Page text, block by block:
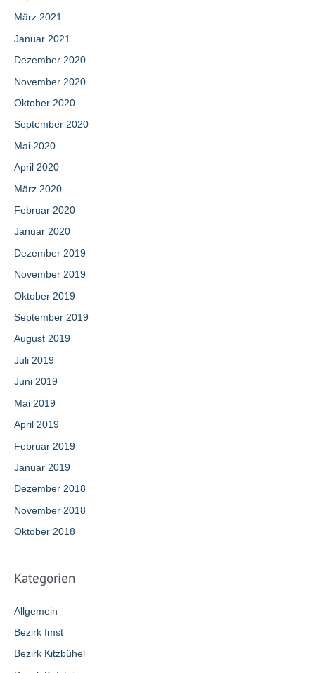
März 2021
Januar 2021
Dezember 2020
November 2020
Oktober 2020
September 2020
Mai 2020
April 2020
März 2020
Februar 2020
Januar 2020
Dezember 2019
November 2019
Oktober 2019
September 2019
August 2019
Juli 2019
Juni 2019
Mai 2019
April 2019
Februar 2019
Januar 2019
Dezember 2018
November 2018
Oktober 2018
Kategorien
Allgemein
Bezirk Imst
Bezirk Kitzbühel